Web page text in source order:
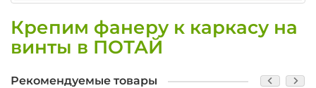
Крепим фанеру к каркасу на
винты в ПОТАЙ
Рекомендуемые товары